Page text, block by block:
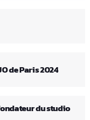
de Paris 2024
du studio